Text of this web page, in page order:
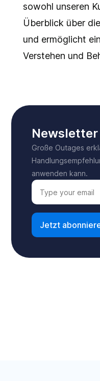
sowohl unseren
Überblick über
und ermöglicht
Verstehen und
Große Outages
anwenden kann.